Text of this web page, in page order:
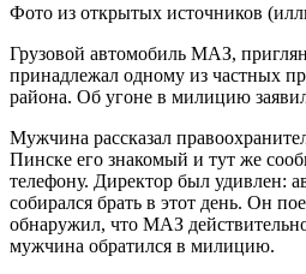
Фото из открытых источников
Грузовой автомобиль МАЗ,
принадлежал одному из частных
района. Об угоне в милицию
Мужчина рассказал
Пинске его знакомый и тут же
телефону. Директор был удивлен:
собирался брать в этот день. Он
обнаружил, что МАЗ
мужчина обратился в милицию.